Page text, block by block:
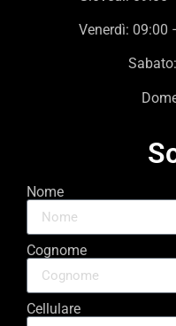
Venerdì: 09:00
Nome
Cognome
Cellulare